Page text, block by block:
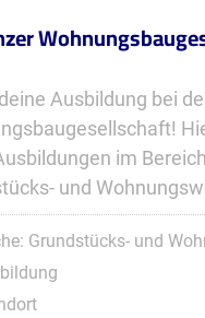
Ausbildung bei
im Bereich
und
Grundstücks- und